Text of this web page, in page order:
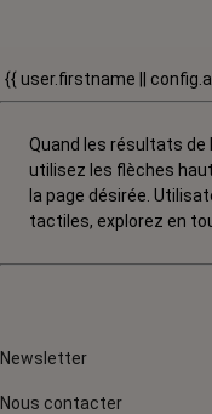
{{ user.firstname ||
Quand les résultats
utilisez les flèches
la page désirée.
tactiles, explorez en
Newsletter
Nous contacter